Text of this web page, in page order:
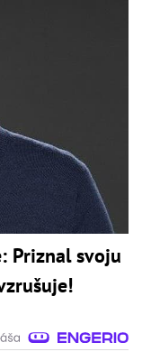
Priznal svoju